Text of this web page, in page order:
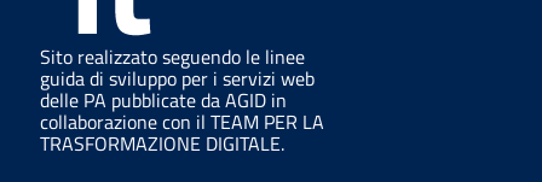
Sito realizzato seguendo le linee
guida di sviluppo per i servizi web
delle PA pubblicate da AGID in
collaborazione con il TEAM PER LA
TRASFORMAZIONE DIGITALE.